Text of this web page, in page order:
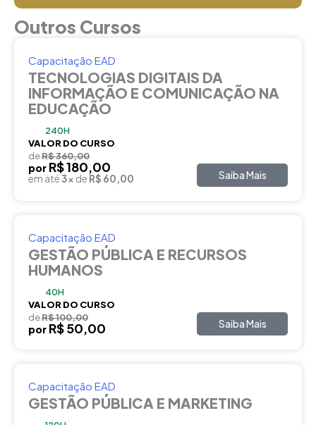
Outros Cursos
Capacitação EAD
TECNOLOGIAS DIGITAIS DA
INFORMAÇÃO E COMUNICAÇÃO NA
EDUCAÇÃO
240H
VALOR DO CURSO
deR$ 360,00
por R$ 180,00
em até3x de R$ 60,00 Saiba Mais
Capacitação EAD
GESTÃO PÚBLICA E RECURSOS
HUMANOS
40H
VALOR DO CURSO
deR$ 100,00
por R$ 50,00 Saiba Mais
Capacitação EAD
GESTÃO PÚBLICA E MARKETING